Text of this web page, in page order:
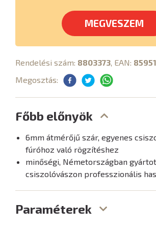
MEGVESZEM
Rendelési szám: 8803373, EAN:
Megosztás:
Főbb előnyök
6mm átmérőjű szár, egyenes
fúróhoz való rögzítéshez
minőségi, Németországban
csiszolóvászon professzionális
Paraméterek